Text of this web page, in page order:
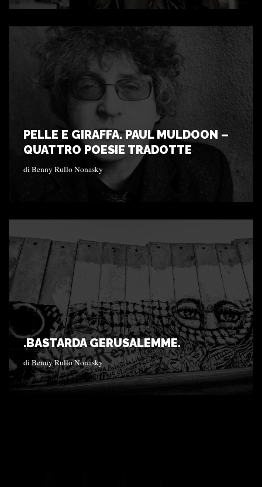
PELLE E GIRAFFA. PAUL MULDOON –
QUATTRO POESIE TRADOTTE
diBenny Rullo Nonasky
.BASTARDA GERUSALEMME.
diBenny Rullo Nonasky